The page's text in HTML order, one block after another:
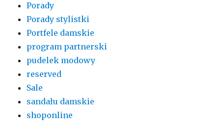
Porady
Porady stylistki
Portfele damskie
program partnerski
pudelek modowy
reserved
Sale
sandału damskie
shoponline